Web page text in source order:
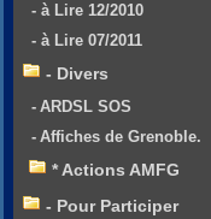
- à Lire 12/2010
- à Lire 07/2011
- Divers
- ARDSL SOS
- Affiches de Grenoble.
* Actions AMFG
- Pour Participer